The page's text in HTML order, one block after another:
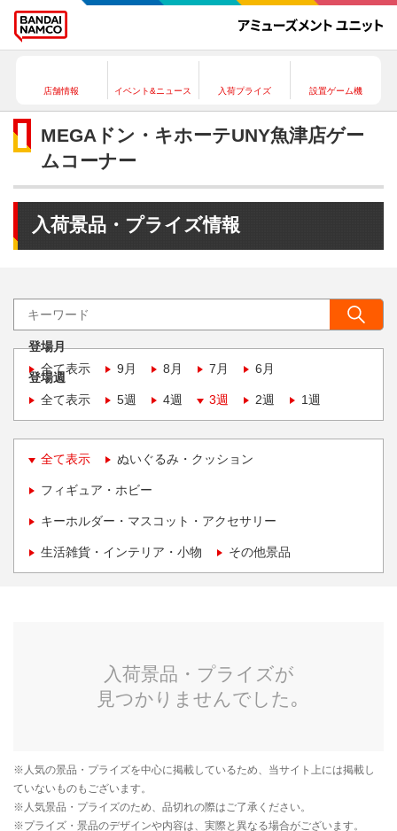
店舗情報 イベント&ニュース 入荷プライズ 設置ゲーム機
MEGAドン・キホーテUNY魚津店ゲー
ムコーナー
入荷景品・プライズ情報
登場月
全て表示
9月 8月 7月 6月
登場週
全て表示
5週 4週 3週 2週 1週
全て表示 ぬいぐるみ・クッション
フィギュア・ホビー
キーホルダー・マスコット・アクセサリー
生活雑貨・インテリア・小物 その他景品